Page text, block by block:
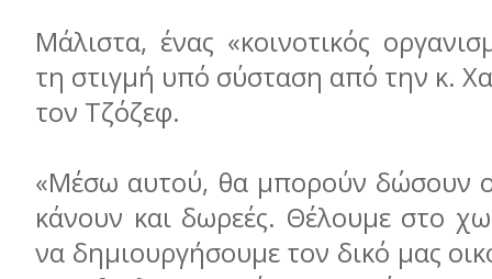
Μάλιστα, ένας «κοινοτικός
τη στιγμή υπό σύσταση από την κ.
τον Τζόζεφ.
«Μέσω αυτού, θα μπορούν δώσουν
κάνουν και δωρεές. Θέλουμε στο
να δημιουργήσουμε τον δικό μας